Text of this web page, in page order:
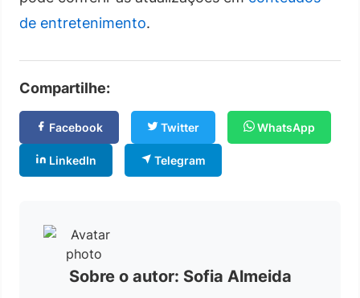
de entretenimento.
Compartilhe:
Facebook Twitter WhatsApp
LinkedIn Telegram
Sobre o autor: Sofia Almeida